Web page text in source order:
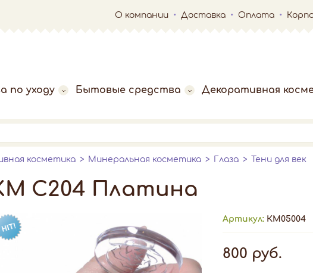
О компании Доставка Оплата
по уходу Бытовые средства Декоративная
косметика Минеральная косметика Глаза Тени для век
С204 Платина
Артикул:КМ05004
800 руб.